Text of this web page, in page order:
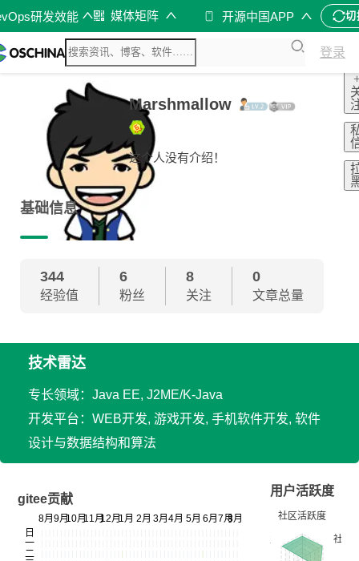
研发效能 媒体矩阵 开源中国APP 切
登录
Marshmallow
这个人没有介绍！
基础信息
344
经验值
6
粉丝
8
关注
0
文章总量
技术雷达
专长领域：Java EE, J2ME/K-Java
开发平台：WEB开发, 游戏开发, 手机软件开发, 软件
设计与数据结构和算法
gitee贡献
用户活跃度